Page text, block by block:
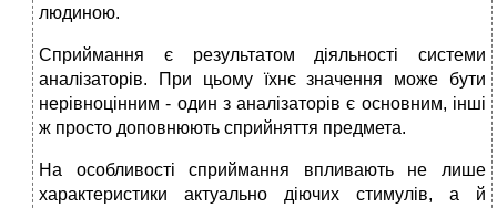
людиною.
Сприймання є результатом діяльності системи
аналізаторів. При цьому їхнє значення може бути
нерівноцінним - один з аналізаторів є основним, інші
ж просто доповнюють сприйняття предмета.
На особливості сприймання впливають не лише
характеристики актуально діючих стимулів, а й